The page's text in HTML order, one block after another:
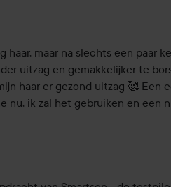
maar na slechts een paar
uitzag en gemakkelijker te
haar er gezond uitzag 🥰 Een
nu, ik zal het gebruiken en een